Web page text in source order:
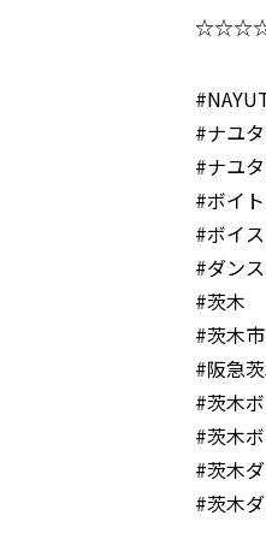
#ナユ
#ナユ
#ボイ
#ボイ
#ダンス
#茨木
#茨木市
#阪急
#茨木
#茨木
#茨木
#茨木